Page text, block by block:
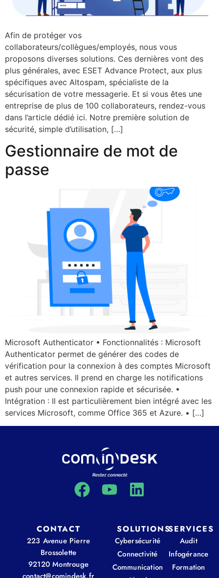
Afin de protéger vos
collaborateurs/collègues/employés, nous vous
proposons diverses solutions. Ces dernières vont des
plus générales, avec ESET Advance Protect, aux plus
spécifiques avec Altospam, spécialiste de la
sécurisation de votre messagerie. Et si vous êtes une
entreprise de plus de 100 collaborateurs, rendez-vous
dans l’article dédié ici. Notre première solution de
sécurité, simple d’utilisation, […]
Gestionnaire de mot de
passe
Microsoft Authenticator • Fonctionnalités : Microsoft
Authenticator permet de générer des codes de
vérification pour la connexion à des comptes Microsoft
et autres services. Il prend en charge les notifications
push pour une connexion rapide et sécurisée. •
Intégration : Il est particulièrement bien intégré avec les
services Microsoft, comme Office 365 et Azure. • […]
CONTACT
223 Avenue Pierre
Brossolette
92120 Montrouge
SOLUTIONS
Cybersécurité
Connectivité
Communication
SERVICES
Audit
Infogérance
Formation